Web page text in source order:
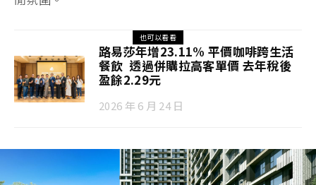
也可以看看
路易莎年增23.11% 平價咖啡跨生活
餐飲 透過併購拉高客單價 去年稅後
盈餘2.29元
2026 年 6 月 24 日